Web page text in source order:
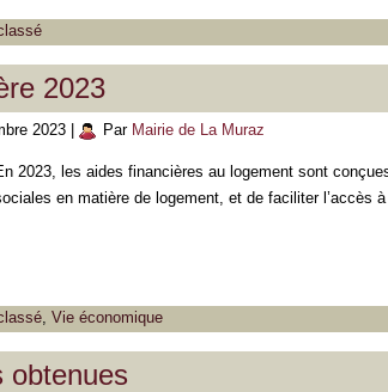
2023
2023 Par Mairie de La Muraz
2023, les aides financières au logement sont
en matière de logement, et de faciliter
, Vie économique
obtenues